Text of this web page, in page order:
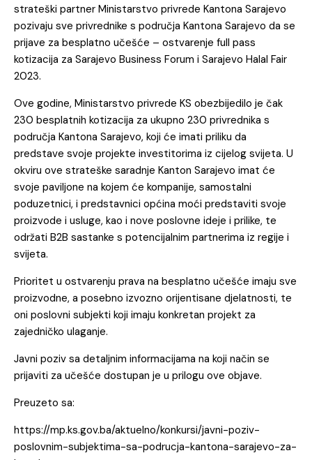
strateški partner Ministarstvo privrede Kantona Sarajevo
pozivaju sve privrednike s područja Kantona Sarajevo da se
prijave za besplatno učešće – ostvarenje full pass
kotizacija za Sarajevo Business Forum i Sarajevo Halal Fair
2023.
Ove godine, Ministarstvo privrede KS obezbijedilo je čak
230 besplatnih kotizacija za ukupno 230 privrednika s
područja Kantona Sarajevo, koji će imati priliku da
predstave svoje projekte investitorima iz cijelog svijeta. U
okviru ove strateške saradnje Kanton Sarajevo imat će
svoje paviljone na kojem će kompanije, samostalni
poduzetnici, i predstavnici općina moći predstaviti svoje
proizvode i usluge, kao i nove poslovne ideje i prilike, te
održati B2B sastanke s potencijalnim partnerima iz regije i
svijeta.
Prioritet u ostvarenju prava na besplatno učešće imaju sve
proizvodne, a posebno izvozno orijentisane djelatnosti, te
oni poslovni subjekti koji imaju konkretan projekt za
zajedničko ulaganje.
Javni poziv sa detaljnim informacijama na koji način se
prijaviti za učešće dostupan je u prilogu ove objave.
Preuzeto sa:
https://mp.ks.gov.ba/aktuelno/konkursi/javni-poziv-
poslovnim-subjektima-sa-podrucja-kantona-sarajevo-za-